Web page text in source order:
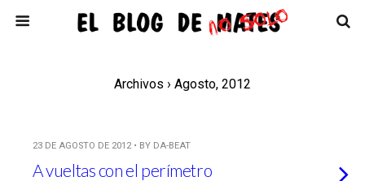
Archivos › Agosto, 2012
23 DE AGOSTO DE 2012 • BY DA-BEAT
A vueltas con el perímetro